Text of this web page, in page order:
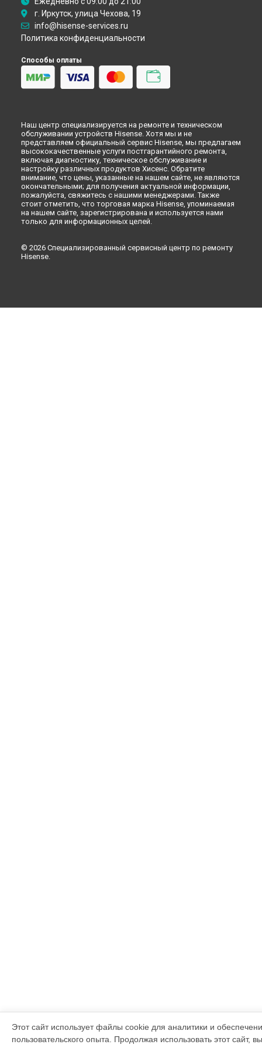
Ремонт кондиционера Hisense в
г. Иркутск, улица Чехова, 19
info@hisense-services.ru
Политика конфиденциальности
Способы оплаты
Наш центр специализируется на ремонте и техническом
обслуживании устройств Hisense. Хотя мы и не
представляем официальный сервис Hisense, мы предлагаем
высококачественные услуги постгарантийного ремонта,
включая диагностику, техническое обслуживание и
настройку различных продуктов Хисенс. Обратите
внимание, что цены, указанные на нашем сайте, не являются
окончательными; для получения актуальной информации,
пожалуйста, свяжитесь с нашими менеджерами. Также
стоит отметить, что торговая марка Hisense, упоминаемая
на нашем сайте, зарегистрирована и используется нами
только для информационных целей.
© 2026 Специализированный сервисный центр по ремонту
Hisense.
Этот сайт использует файлы cookie для аналитики и
пользовательского опыта. Продолжая использовать этот сайт,